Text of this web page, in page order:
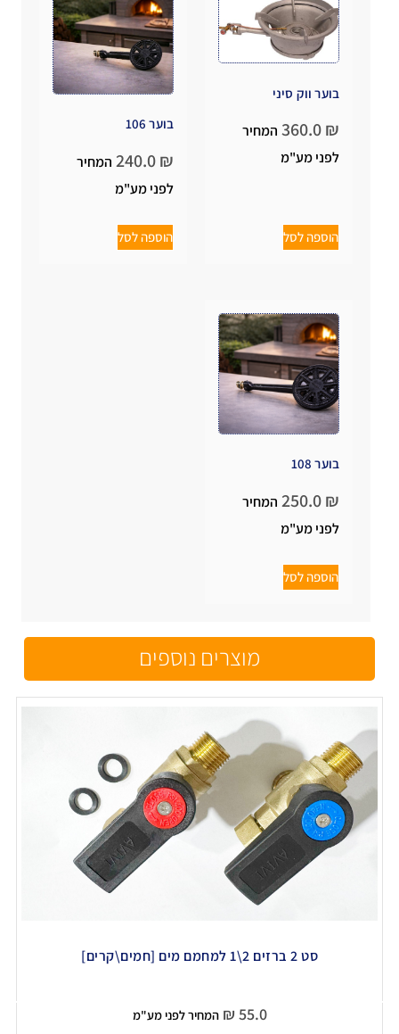
בוער ווק סיני
₪
המחיר
לפני מע"מ
הוספה לסל
בוער 106
₪
המחיר
לפני מע"מ
הוספה לסל
בוער 108
₪
המחיר
לפני מע"מ
הוספה לסל
מוצרים נוספים
סט 2 ברזים 2\1 למחמם מים [חמים\קרים]
₪ 55.0 המחיר לפני מע"מ